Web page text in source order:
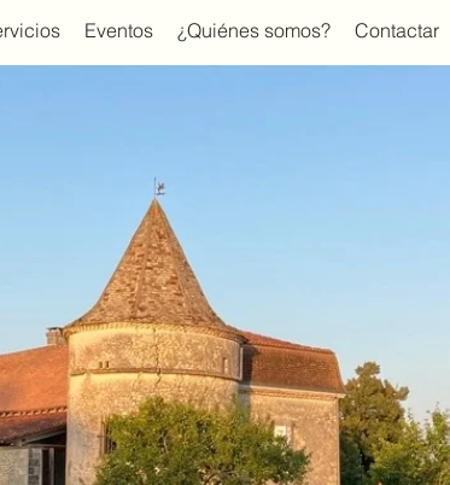
Eventos ¿Quiénes somos? Contactar